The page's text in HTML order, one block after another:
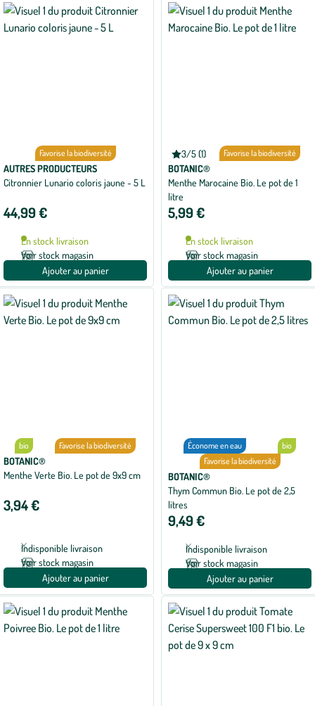
Favorise la biodiversité
AUTRES PRODUCTEURS
Citronnier Lunario coloris jaune - 5 L
44,99 €
En stock livraison
Voir stock magasin
Ajouter au panier
3/5 (1)
Note
moyenne
de
3
sur
5
avec
bio Favorise la biodiversité
BOTANIC®
Menthe Marocaine Bio. Le pot de 1
litre
5,99 €
En stock livraison
Voir stock magasin
Ajouter au panier
bio Favorise la biodiversité
BOTANIC®
Menthe Verte Bio. Le pot de 9x9 cm
3,94 €
Indisponible livraison
Voir stock magasin
Ajouter au panier
Économe en eau
bio
Favorise la biodiversité
BOTANIC®
Thym Commun Bio. Le pot de 2,5
litres
9,49 €
Indisponible livraison
Voir stock magasin
Ajouter au panier